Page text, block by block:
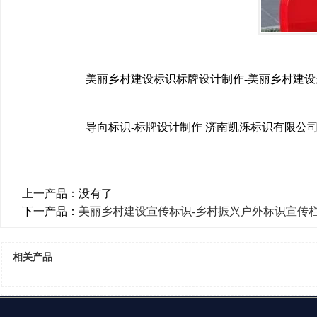
美丽乡村建设标识标牌设计制作-美丽乡村建
导向标识-标牌设计制作 济南凯泺标识有限公
上一产品：没有了
下一产品： 美丽乡村建设宣传标识-乡村振兴户外标识宣传
相关产品